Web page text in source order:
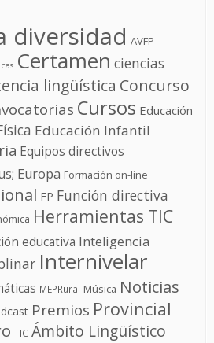
diversidad AVFP
Certamen ciencias
lingüística Concurso
Cursos Educación
Educación Infantil
Equipos directivos
Europa Formación on-line
FP Función directiva
Herramientas TIC
educativa Inteligencia
Internivelar
MEPRural Música Noticias
Premios Provincial
TIC Ámbito Lingüístico